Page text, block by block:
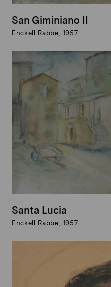
San Giminiano II
Enckell Rabbe, 1957
Santa Lucia
Enckell Rabbe, 1957